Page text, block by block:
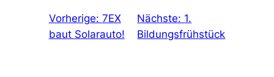
Vorherige: 7EX
baut Solarauto!
Nächste: 1.
Bildungsfrühstück